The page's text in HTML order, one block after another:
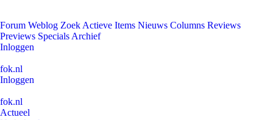
Forum Weblog Zoek Actieve Items Nieuws Columns Reviews
Previews Specials Archief
Inloggen
fok.nl
Inloggen
fok.nl
Actueel